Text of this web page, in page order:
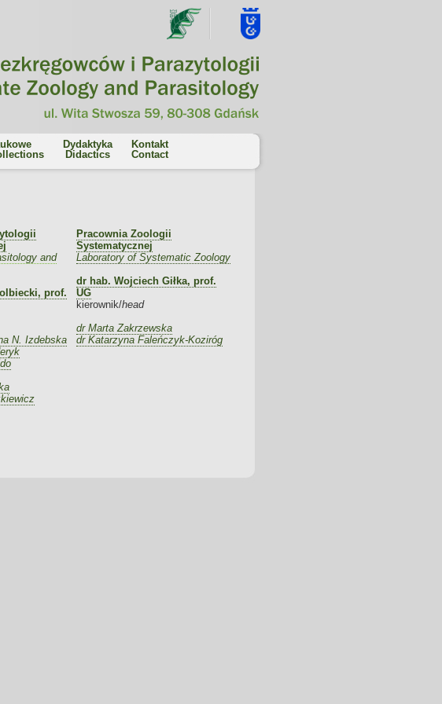
Dydaktyka
Didactics
Kontakt
Contact
and
prof.
N. Izdebska
Pracownia Zoologii
Systematycznej
Laboratory of Systematic Zoology
dr hab. Wojciech Giłka, prof.
UG
kierownik/head
dr Marta Zakrzewska
dr Katarzyna Faleńczyk-Koziróg